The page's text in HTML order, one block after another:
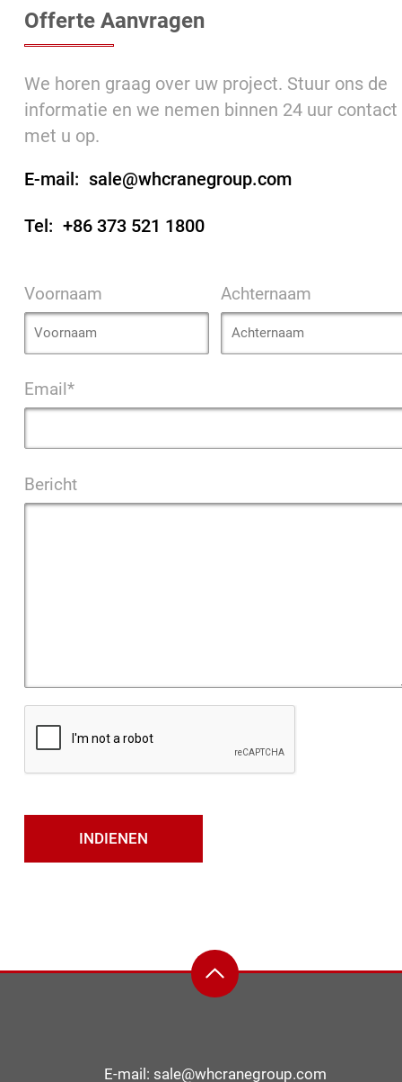
Offerte Aanvragen
We horen graag over uw project. Stuur ons de
informatie en we nemen binnen 24 uur contact
met u op.
E-mail: sale@whcranegroup.com
Tel: +86 373 521 1800
Voornaam Achternaam
Email*
Bericht
E-mail: sale@whcranegroup.com